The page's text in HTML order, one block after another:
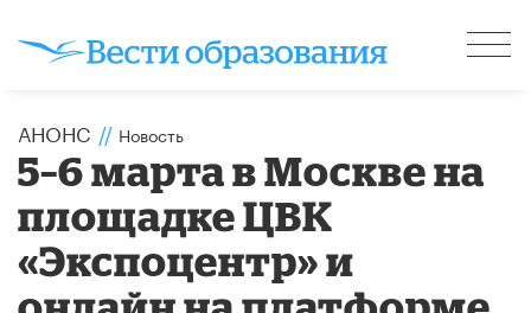
АНОНС // Новость
5–6 марта в Москве на
площадке ЦВК
«Экспоцентр» и